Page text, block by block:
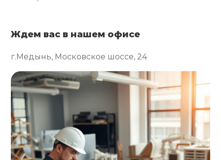
Ждем вас в нашем офисе
г.Медынь, Московское шоссе, 24